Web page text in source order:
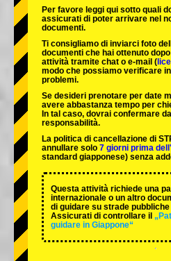
Per favore leggi qui sotto quali
assicurati di poter arrivare nel
documenti.
Ti consigliamo di inviarci foto
documenti che hai ottenuto
attività tramite chat o e-mail (
modo che possiamo verificare
problemi.
Se desideri prenotare per date
avere abbastanza tempo per
In tal caso, dovrai confermare
responsabilità.
La politica di cancellazione di
annullare solo 7 giorni prima
standard giapponese) senza
Questa attività richiede una
internazionale o un altro
di guidare su strade pubbliche
Assicurati di controllare il
guidare in Giappone“